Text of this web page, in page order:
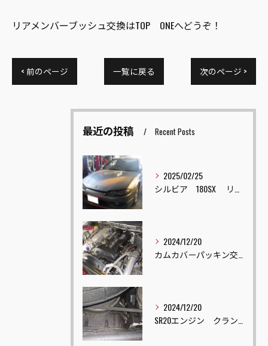
リアメンバーブッシュ交換はTOP ONEへどうぞ！
< 前のページ 一覧に戻る 次のページ >
最近の投稿 Recent Posts
2025/02/25
2024/12/20
2024/12/20